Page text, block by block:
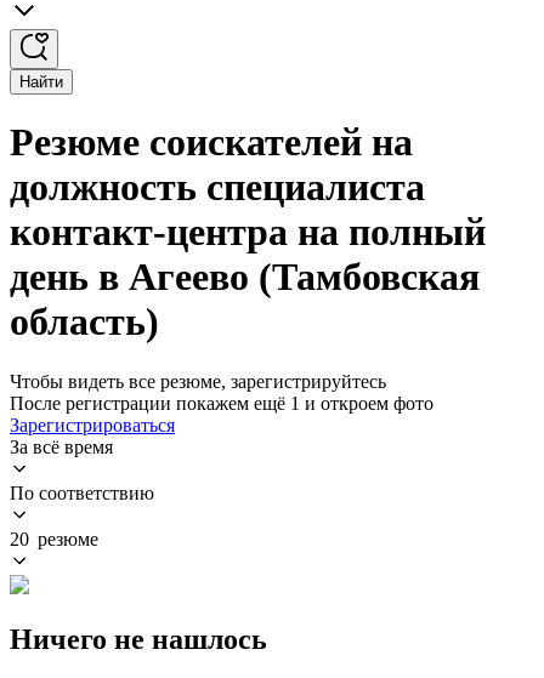
Найти
Резюме соискателей на
должность специалиста
контакт-центра на полный
день в Агеево (Тамбовская
область)
Чтобы видеть все резюме, зарегистрируйтесь
После регистрации покажем ещё 1 и откроем фото
Зарегистрироваться
За всё время
По соответствию
20 резюме
Ничего не нашлось